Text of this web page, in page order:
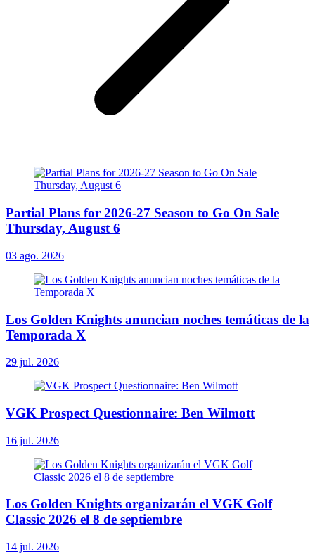
Partial Plans for 2026-27 Season to Go On Sale
Thursday, August 6
03 ago. 2026
Los Golden Knights anuncian noches temáticas de la
Temporada X
29 jul. 2026
VGK Prospect Questionnaire: Ben Wilmott
16 jul. 2026
Los Golden Knights organizarán el VGK Golf
Classic 2026 el 8 de septiembre
14 jul. 2026